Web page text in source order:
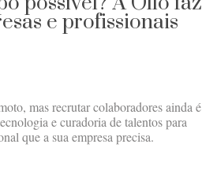
e profissionais
mas recrutar colaboradores ainda é
e curadoria de talentos para
que a sua empresa precisa.